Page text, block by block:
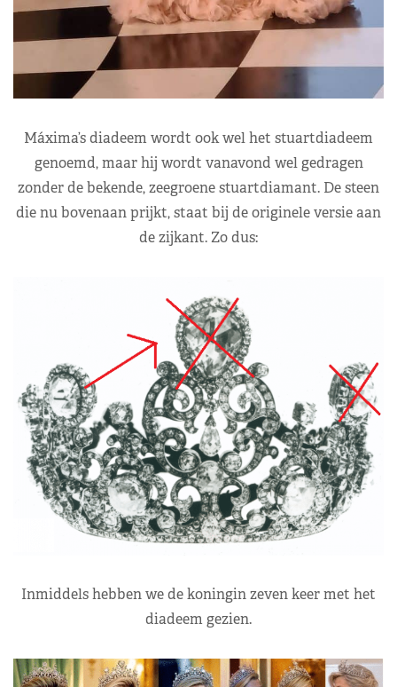
Máxima’s diadeem wordt ook wel het stuartdiadeem
genoemd, maar hij wordt vanavond wel gedragen
zonder de bekende, zeegroene stuartdiamant. De steen
die nu bovenaan prijkt, staat bij de originele versie aan
de zijkant. Zo dus:
Inmiddels hebben we de koningin zeven keer met het
diadeem gezien.